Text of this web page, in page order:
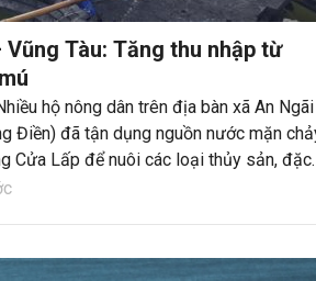
Vũng Tàu: Tăng thu nhập từ
hộ nông dân trên địa bàn xã An Ngãi
Điền) đã tận dụng nguồn nước mặn
Cửa Lấp để nuôi các loại thủy sản, đặc
mang lại hiệu quả kinh tế cao. Điển hình,